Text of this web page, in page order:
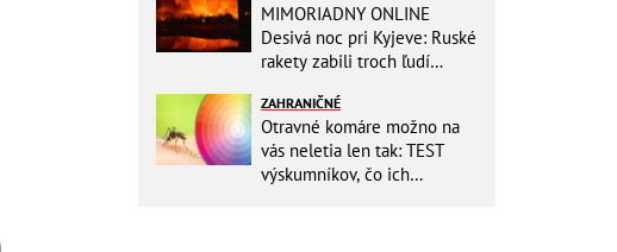
MIMORIADNY ONLINE
Desivá noc pri Kyjeve: Ruské
rakety zabili troch ľudí
výbuchy
ZAHRANIČNÉ
Otravné komáre možno na
vás neletia len tak: TEST
výskumníkov, čo ich